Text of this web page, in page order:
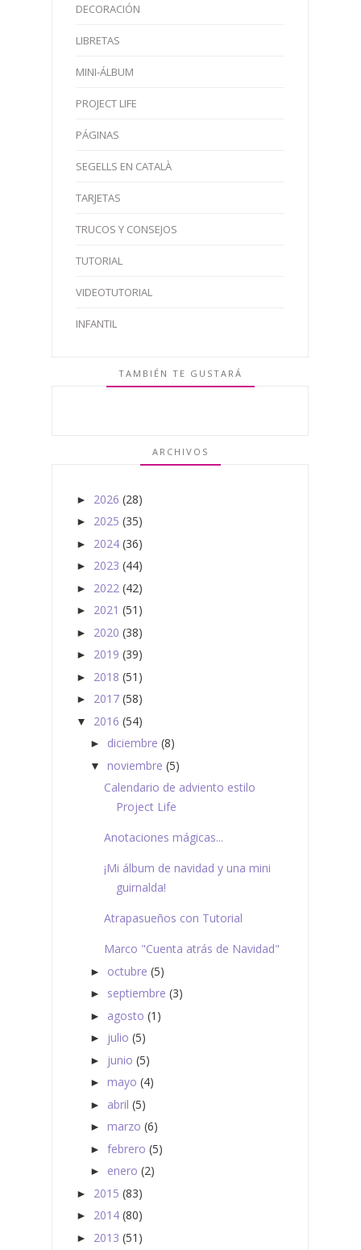
DECORACIÓN
LIBRETAS
MINI-ÁLBUM
PROJECT LIFE
PÁGINAS
SEGELLS EN CATALÀ
TARJETAS
TRUCOS Y CONSEJOS
TUTORIAL
VIDEOTUTORIAL
INFANTIL
TAMBIÉN TE GUSTARÁ
ARCHIVOS
► 2026 (28)
► 2025 (35)
► 2024 (36)
► 2023 (44)
► 2022 (42)
► 2021 (51)
► 2020 (38)
► 2019 (39)
► 2018 (51)
► 2017 (58)
▼ 2016 (54)
► diciembre (8)
▼ noviembre (5)
Calendario de adviento estilo
Project Life
Anotaciones mágicas...
¡Mi álbum de navidad y una mini
guirnalda!
Atrapasueños con Tutorial
Marco "Cuenta atrás de Navidad"
► octubre (5)
► septiembre (3)
► agosto (1)
► julio (5)
► junio (5)
► mayo (4)
► abril (5)
► marzo (6)
► febrero (5)
► enero (2)
► 2015 (83)
► 2014 (80)
► 2013 (51)